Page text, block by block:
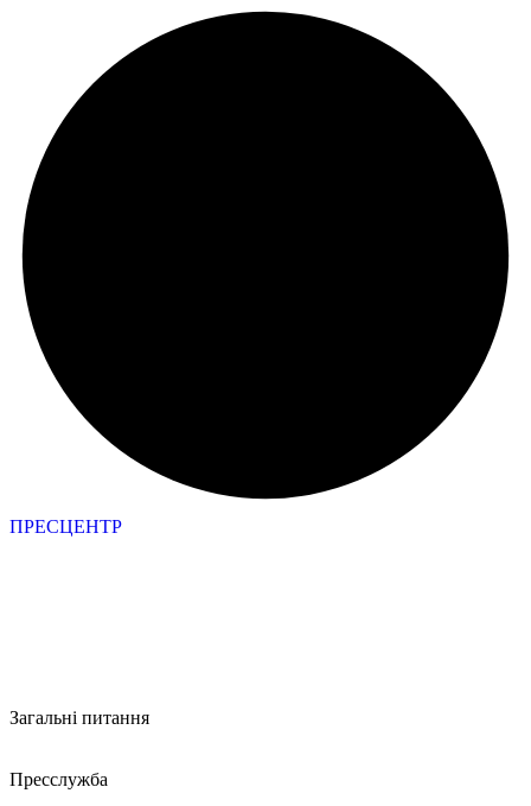
ПРЕСЦЕНТР
Загальні питання
Пресслужба